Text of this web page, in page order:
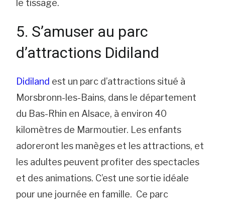
le tissage.
5. S’amuser au parc
d’attractions Didiland
Didiland est un parc d’attractions situé à
Morsbronn-les-Bains, dans le département
du Bas-Rhin en Alsace, à environ 40
kilomètres de Marmoutier. Les enfants
adoreront les manèges et les attractions, et
les adultes peuvent profiter des spectacles
et des animations. C’est une sortie idéale
pour une journée en famille. Ce parc